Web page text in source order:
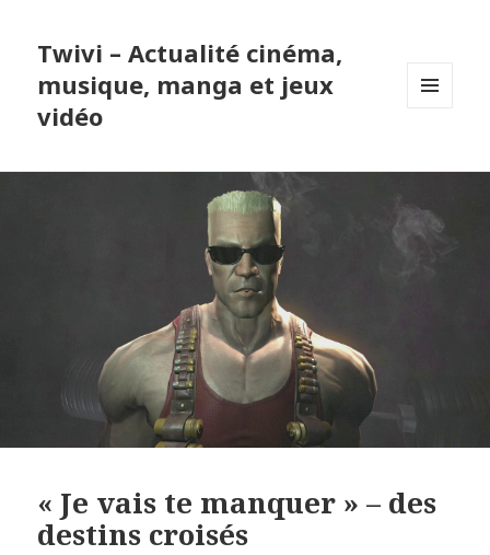
Twivi – Actualité cinéma,
musique, manga et jeux
vidéo
« Je vais te manquer » – des
destins croisés